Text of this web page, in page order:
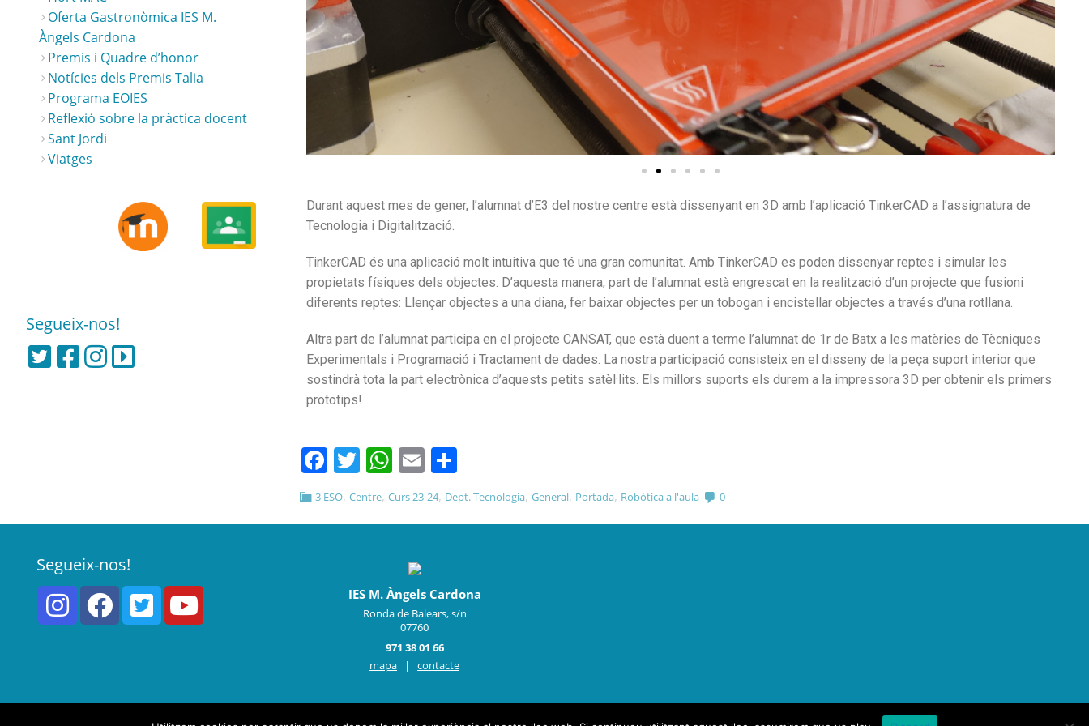
Durant aquest mes de gener, l’alumnat d’E3 del nostre centre està dissenyant en 3D amb l’aplicació TinkerCAD a l’assignatura de
Tecnologia i Digitalització.
TinkerCAD és una aplicació molt intuitiva que té una gran comunitat. Amb TinkerCAD es poden dissenyar reptes i simular les
propietats físiques dels objectes. D’aquesta manera, part de l’alumnat està engrescat en la realització d’un projecte que fusioni
diferents reptes: Llençar objectes a una diana, fer baixar objectes per un tobogan i encistellar objectes a través d’una rotllana.
Altra part de l’alumnat participa en el projecte CANSAT, que està duent a terme l’alumnat de 1r de Batx a les matèries de Tècniques
Experimentals i Programació i Tractament de dades. La nostra participació consisteix en el disseny de la peça suport interior que
sostindrà tota la part electrònica d’aquests petits satèl·lits. Els millors suports els durem a la impressora 3D per obtenir els primers
prototips!
Facebook
Twitter
WhatsApp
Email
3 ESO,Centre,Curs 23-24, Dept. Tecnologia,General, Portada, Robòtica a l'aula 0
Oferta Gastronòmica IES M.
Àngels Cardona
Premis i Quadre d’honor
Notícies dels Premis Talia
Programa EOIES
Reflexió sobre la pràctica docent
Sant Jordi
Viatges
Segueix-nos!
Segueix-nos!
IES M. Àngels Cardona
Ronda de Balears, s/n
07760
971 38 01 66
mapa
| contacte